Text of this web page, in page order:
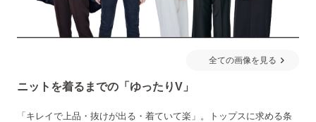
全ての画像を見る
ニットを着るまでの「ゆったりV」
「キレイで上品・抜けが出る・着ていて楽」。トップスに求める条